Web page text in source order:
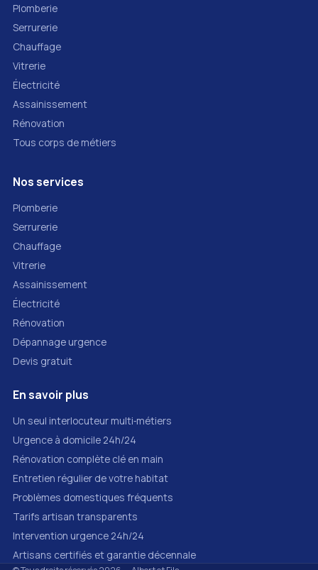
Plomberie
Serrurerie
Chauffage
Vitrerie
Électricité
Assainissement
Rénovation
Tous corps de métiers
Nos services
Plomberie
Serrurerie
Chauffage
Vitrerie
Assainissement
Électricité
Rénovation
Dépannage urgence
Devis gratuit
En savoir plus
Un seul interlocuteur multi‑métiers
Urgence à domicile 24h/24
Rénovation complète clé en main
Entretien régulier de votre habitat
Problèmes domestiques fréquents
Tarifs artisan transparents
Intervention urgence 24h/24
Artisans certifiés et garantie décennale